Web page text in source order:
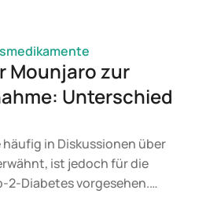
Mounjaro zur
Unterschied
in Diskussionen über
ist jedoch für die
2-Diabetes vorgesehen.
zur Gewichtskontrolle,